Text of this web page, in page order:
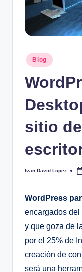
Publicado
en
Blog
sitio
Publicado
Ivan David Lopez
WordPress
encargados del
y que goza de
por el 25% de
creación de
será una